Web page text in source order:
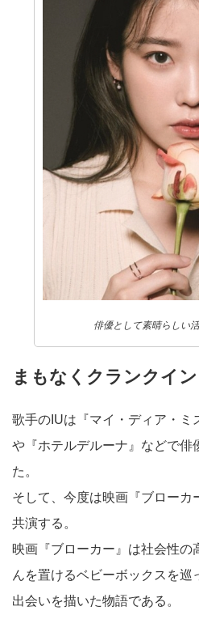
俳優として素晴らしい
まもなくクランクイン
歌手のIUは『マイ・ディア・ミ
や『ホテルデルーナ』などで俳
た。
そして、今度は映画『ブローカ
共演する。
映画『ブローカー』は社会性の
んを置けるベビーボックスを巡
出会いを描いた物語である。